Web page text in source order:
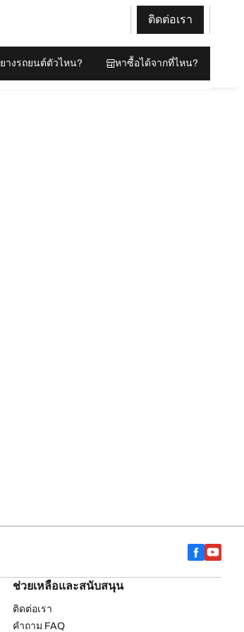
ติดต่อเรา
ยางรถยนต์ตัวไหน? หาซื้อได้จากที่ไหน?
ช่วยเหลือและสนับสนุน
ติดต่อเรา
คำถาม FAQ